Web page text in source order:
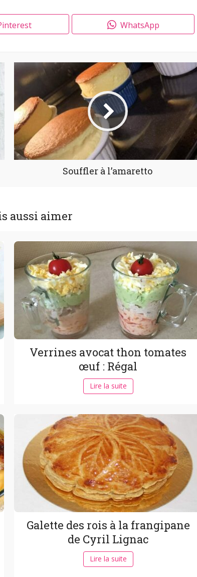
WhatsApp
Souffler à l’amaretto
aussi aimer
Verrines avocat thon tomates
œuf : Régal
Lire la suite
Galette des rois à la frangipane
de Cyril Lignac
Lire la suite